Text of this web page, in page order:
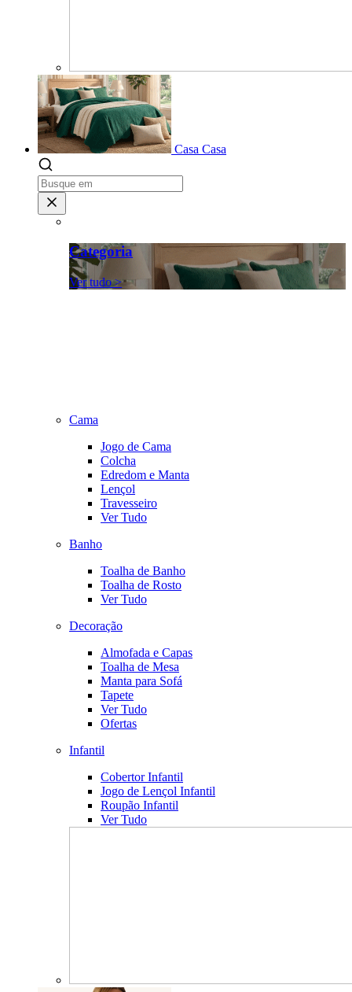
Casa Casa
Categoria
Ver tudo >
Cama
Jogo de Cama
Colcha
Edredom e Manta
Lençol
Travesseiro
Ver Tudo
Banho
Toalha de Banho
Toalha de Rosto
Ver Tudo
Decoração
Almofada e Capas
Toalha de Mesa
Manta para Sofá
Tapete
Ver Tudo
Ofertas
Infantil
Cobertor Infantil
Jogo de Lençol Infantil
Roupão Infantil
Ver Tudo